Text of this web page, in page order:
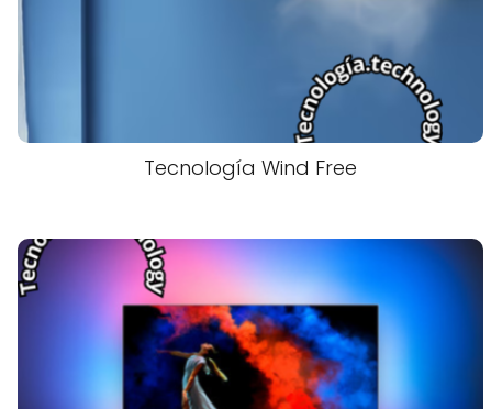
Tecnología Wind Free